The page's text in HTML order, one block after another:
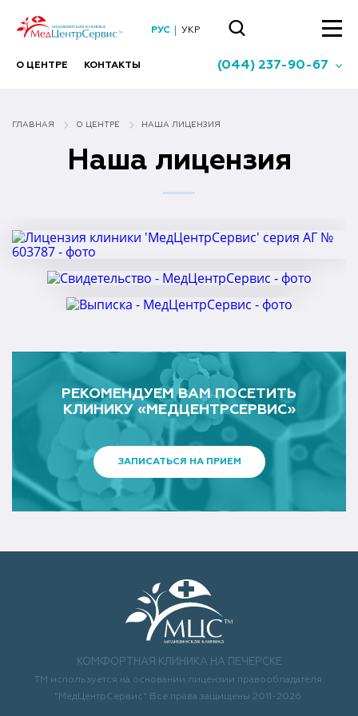
РУС УКР
О ЦЕНТРЕ КОНТАКТЫ (044) 237-90-67
ГЛАВНАЯ О ЦЕНТРЕ НАША ЛИЦЕНЗИЯ
Наша лицензия
РЕКОМЕНДУЕМ ВАМ ПОСЕТИТЬ
КЛИНИКУ «МЕДЦЕНТРСЕРВИС»
ЗАПИСАТЬСЯ НА ПРИЕМ
КОМФОРТНАЯ КЛИНИКА НА ПЕЧЕРСКЕ
ТМ используется на основании лицензии правообладателя.
"МедЦентрСервис" Все права защищены 2011-2026.